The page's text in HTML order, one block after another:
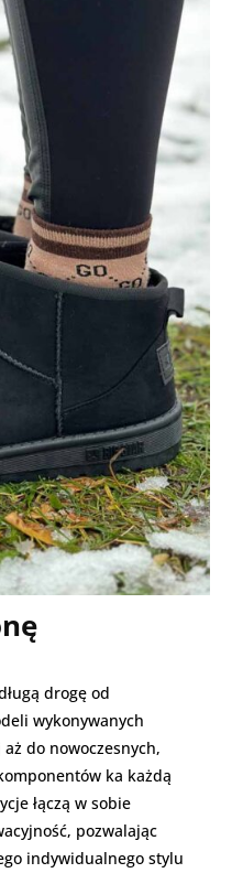
drogę od
wykonywanych
do nowoczesnych,
ka każdą
łączą w sobie
pozwalając
indywidualnego stylu